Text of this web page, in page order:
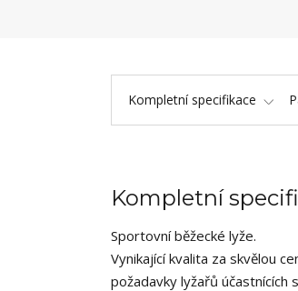
Kompletní specifikace
Kompletní
Sportovní běžecké lyže.
Vynikající kvalita za skvělou
požadavky lyžařů